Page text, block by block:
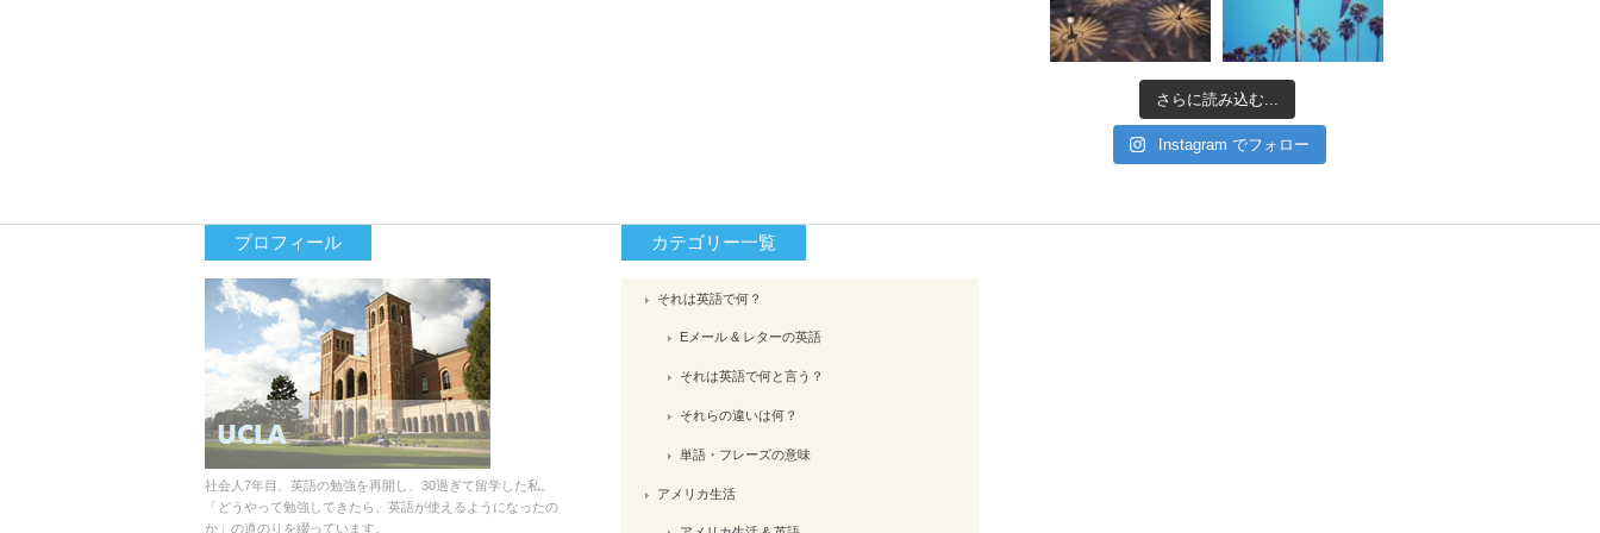
さらに読み込む...
Instagram でフォロー
プロフィール
社会人7年目、英語の勉強を再開し、30過ぎて留学した私。
「どうやって勉強してきたら、英語が使えるようになったの
か」の道のりを綴っています。
カテゴリー一覧
それは英語で何？
Eメール & レターの英語
それは英語で何と言う？
それらの違いは何？
単語・フレーズの意味
アメリカ生活